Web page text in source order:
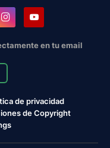
en tu email
de privacidad
de Copyright